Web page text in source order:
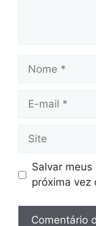
Nome
Site
Salvar
próxima vez